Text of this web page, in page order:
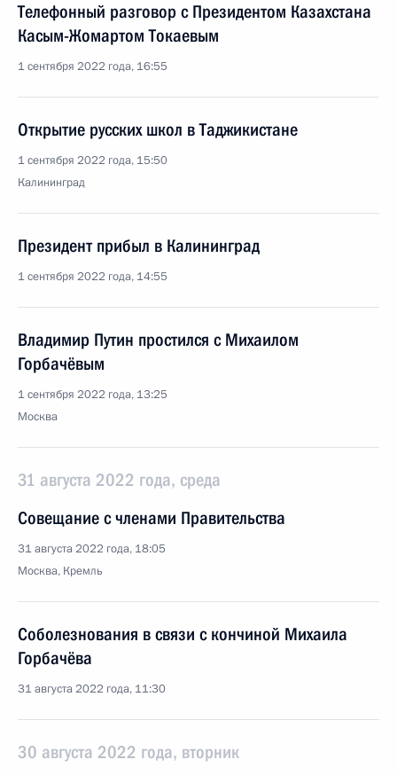
Телефонный разговор с Президентом Казахстана
Касым-Жомартом Токаевым
1 сентября 2022 года, 16:55
Открытие русских школ в Таджикистане
1 сентября 2022 года, 15:50
Калининград
Президент прибыл в Калининград
1 сентября 2022 года, 14:55
Владимир Путин простился с Михаилом
Горбачёвым
1 сентября 2022 года, 13:25
Москва
31 августа 2022 года, среда
Совещание с членами Правительства
31 августа 2022 года, 18:05
Москва, Кремль
Соболезнования в связи с кончиной Михаила
Горбачёва
31 августа 2022 года, 11:30
30 августа 2022 года, вторник